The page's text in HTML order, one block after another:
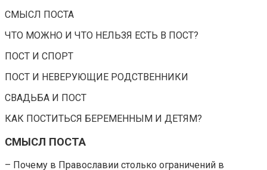
СМЫСЛ ПОСТА
ЧТО МОЖНО И ЧТО НЕЛЬЗЯ ЕСТЬ В ПОСТ?
ПОСТ И СПОРТ
ПОСТ И НЕВЕРУЮЩИЕ РОДСТВЕННИКИ
СВАДЬБА И ПОСТ
КАК ПОСТИТЬСЯ БЕРЕМЕННЫМ И ДЕТЯМ?
СМЫСЛ ПОСТА
– Почему в Православии столько ограничений в